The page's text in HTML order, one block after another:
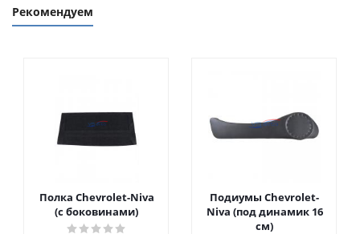
Рекомендуем
Полка Chevrolet-Niva
(с боковинами)
Подиумы Chevrolet-
Niva (под динамик 16
см)